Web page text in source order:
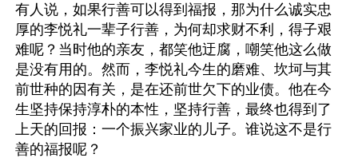
有人说，如果行善可以得到福报，那为什么诚实忠
厚的李悦礼一辈子行善，为何却求财不利，得子艰
难呢？当时他的亲友，都笑他迂腐，嘲笑他这么做
是没有用的。然而，李悦礼今生的磨难、坎坷与其
前世种的因有关，是在还前世欠下的业债。他在今
生坚持保持淳朴的本性，坚持行善，最终也得到了
上天的回报：一个振兴家业的儿子。谁说这不是行
善的福报呢？